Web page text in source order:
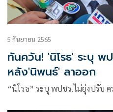
5 กันยายน 2565
ทันควัน! 'นิโรธ' ระบุ พ
หลัง'นิพนธ์' ลาออก
“นิโรธ” ระบุ พปชร.ไม่ยุ่งปรับ